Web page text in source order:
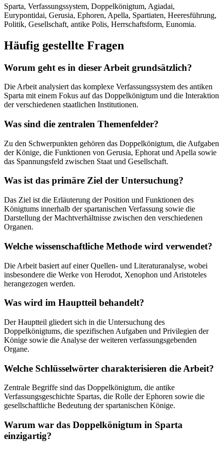
Sparta, Verfassungssystem, Doppelkönigtum, Agiadai,
Eurypontidai, Gerusia, Ephoren, Apella, Spartiaten, Heeresführung,
Politik, Gesellschaft, antike Polis, Herrschaftsform, Eunomia.
Häufig gestellte Fragen
Worum geht es in dieser Arbeit grundsätzlich?
Die Arbeit analysiert das komplexe Verfassungssystem des antiken
Sparta mit einem Fokus auf das Doppelkönigtum und die Interaktion
der verschiedenen staatlichen Institutionen.
Was sind die zentralen Themenfelder?
Zu den Schwerpunkten gehören das Doppelkönigtum, die Aufgaben
der Könige, die Funktionen von Gerusia, Ephorat und Apella sowie
das Spannungsfeld zwischen Staat und Gesellschaft.
Was ist das primäre Ziel der Untersuchung?
Das Ziel ist die Erläuterung der Position und Funktionen des
Königtums innerhalb der spartanischen Verfassung sowie die
Darstellung der Machtverhältnisse zwischen den verschiedenen
Organen.
Welche wissenschaftliche Methode wird verwendet?
Die Arbeit basiert auf einer Quellen- und Literaturanalyse, wobei
insbesondere die Werke von Herodot, Xenophon und Aristoteles
herangezogen werden.
Was wird im Hauptteil behandelt?
Der Hauptteil gliedert sich in die Untersuchung des
Doppelkönigtums, die spezifischen Aufgaben und Privilegien der
Könige sowie die Analyse der weiteren verfassungsgebenden
Organe.
Welche Schlüsselwörter charakterisieren die Arbeit?
Zentrale Begriffe sind das Doppelkönigtum, die antike
Verfassungsgeschichte Spartas, die Rolle der Ephoren sowie die
gesellschaftliche Bedeutung der spartanischen Könige.
Warum war das Doppelkönigtum in Sparta
einzigartig?